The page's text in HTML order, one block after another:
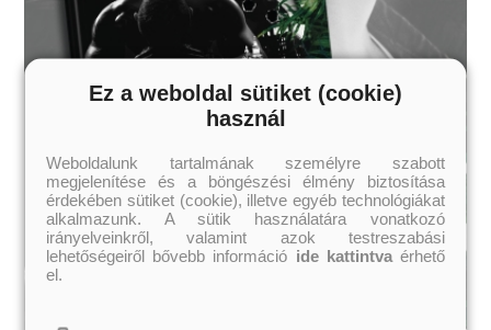
Ez a weboldal sütiket (cookie)
használ
Weboldalunk tartalmának személyre szabott
megjelenítése és a böngészési élmény biztosítása
érdekében sütiket (cookie), illetve egyéb technológiákat
alkalmazunk. A sütik használatára vonatkozó
irányelveinkről, valamint azok testreszabási
lehetőségeiről bővebb információ ide kattintvaérhető
el.